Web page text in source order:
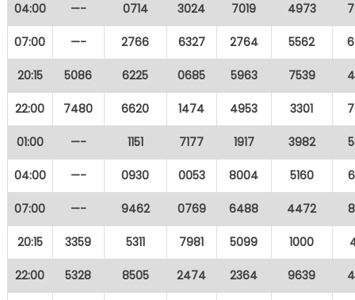
04:00 —- 0714 3024 7019 4973
07:00 —- 2766 6327 2764 5562
20:15 5086 6225 0685 5963 7539
22:00 7480 6620 1474 4953 3301
01:00 —- 1151 7177 1917 3982
04:00 —- 0930 0053 8004 5160
07:00 —- 9462 0769 6488 4472
20:15 3359 5311 7981 5099 1000
22:00 5328 8505 2474 2364 9639